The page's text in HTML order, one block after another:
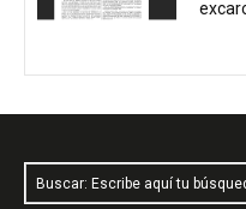
Buscar: Escribe aquí tu